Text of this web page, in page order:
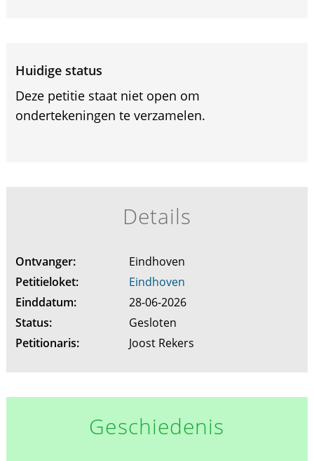
Huidige status
Deze petitie staat niet open om
ondertekeningen te verzamelen.
Details
Ontvanger:
Eindhoven
Petitieloket:
Eindhoven
Einddatum:
28-06-2026
Status:
Gesloten
Petitionaris:
Joost Rekers
Geschiedenis